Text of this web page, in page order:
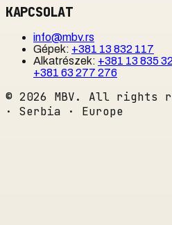
KAPCSOLAT
info@mbv.rs
Gépek: +381 13 832 117
Alkatrészek: +381 13 835
+381 63 277 276
© 2026 MBV. All rights
· Serbia · Europe